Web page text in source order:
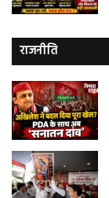
राजनीति